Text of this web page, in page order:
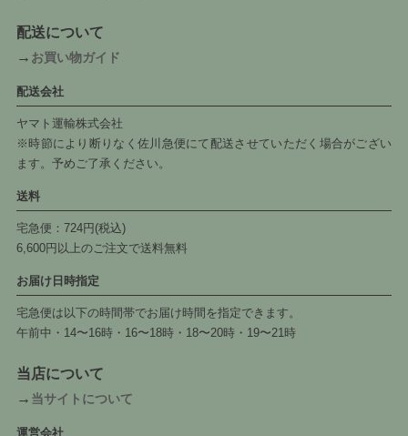
配送について
→ お買い物ガイド
配送会社
ヤマト運輸株式会社
※時節により断りなく佐川急便にて配送させていただく場合がござい
ます。予めご了承ください。
送料
宅急便：724円(税込)
6,600円以上のご注文で送料無料
お届け日時指定
宅急便は以下の時間帯でお届け時間を指定できます。
午前中・14〜16時・16〜18時・18〜20時・19〜21時
当店について
→ 当サイトについて
運営会社